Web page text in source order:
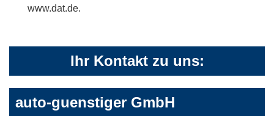
www.dat.de.
Ihr Kontakt zu uns:
auto-guenstiger GmbH